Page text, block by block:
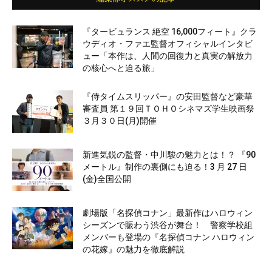
『タービュランス 絶空 16,000フィート』クラ
ウディオ・ファエ監督オフィシャルインタビ
ュー「本作は、人間の回復力と真実の解放力
の核心へと迫る旅」
『侍タイムスリッパー』の安田監督など豪華
審査員 第１９回ＴＯＨＯシネマズ学生映画祭
３月３０日(月)開催
新進気鋭の監督・中川駿の魅力とは！？ 『90
メートル』制作の裏側にも迫る！3 月 27 日
(金)全国公開
劇場版「名探偵コナン」最新作はハロウィン
シーズンで賑わう渋谷が舞台！ 警察学校組
メンバーも登場の『名探偵コナン ハロウィン
の花嫁』の魅力を徹底解説